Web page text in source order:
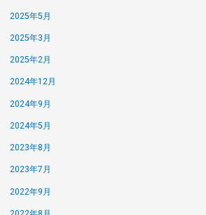
2025年5月
2025年3月
2025年2月
2024年12月
2024年9月
2024年5月
2023年8月
2023年7月
2022年9月